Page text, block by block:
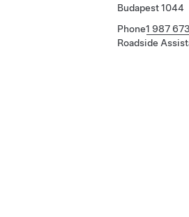
Budapest 1044
Phone1 987
Roadside